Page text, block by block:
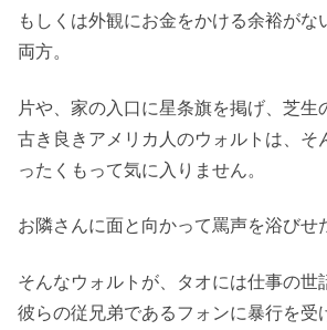
もしくは外観にお金をかける余裕がな
両方。
片や、家の入口に星条旗を掲げ、芝生
古き良きアメリカ人のウォルトは、そ
ったくもって気に入りません。
お隣さんに面と向かって罵声を浴びせ
そんなウォルトが、タオには仕事の世
彼らの従兄弟であるフォンに暴行を受